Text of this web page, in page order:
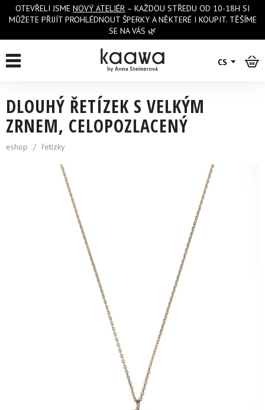
OTEVŘELI JSME NOVÝ ATELIÉR – KAŽDOU STŘEDU OD 10-18H SI
MŮŽETE PŘIJÍT PROHLÉDNOUT ŠPERKY A NĚKTERÉ I KOUPIT. TĚŠÍME
SE NA VÁS 🌿
CS
zpět na výpis
DLOUHÝ ŘETÍZEK S VELKÝM
ZRNEM, CELOPOZLACENÝ
eshop / řetízky